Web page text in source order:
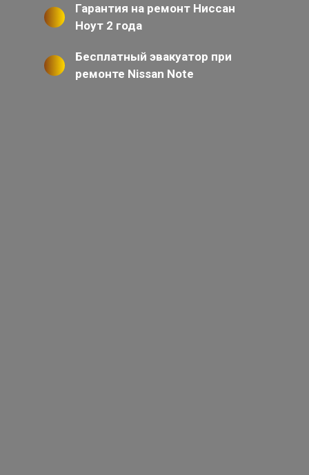
Гарантия на ремонт Ниссан
Ноут 2 года
Бесплатный эвакуатор при
ремонте Nissan Note